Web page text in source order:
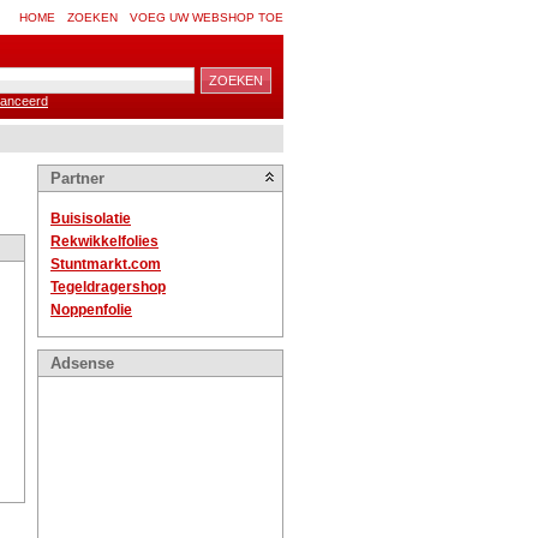
HOME ZOEKEN VOEG UW WEBSHOP TOE
Partner
Buisisolatie
Rekwikkelfolies
Stuntmarkt.com
Tegeldragershop
Noppenfolie
Adsense